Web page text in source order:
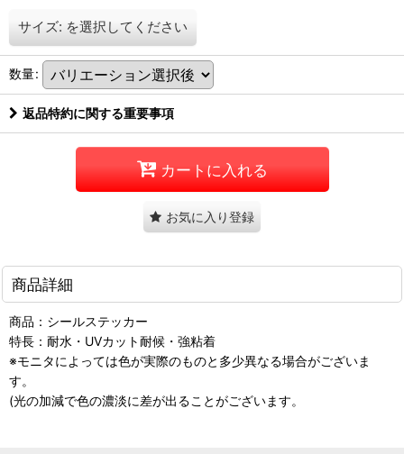
サイズ: を選択してください
数量:
返品特約に関する重要事項
カートに入れる
お気に入り登録
商品詳細
商品：シールステッカー
特長：耐水・UVカット耐候・強粘着
※モニタによっては色が実際のものと多少異なる場合がございま
す。
(光の加減で色の濃淡に差が出ることがございます。